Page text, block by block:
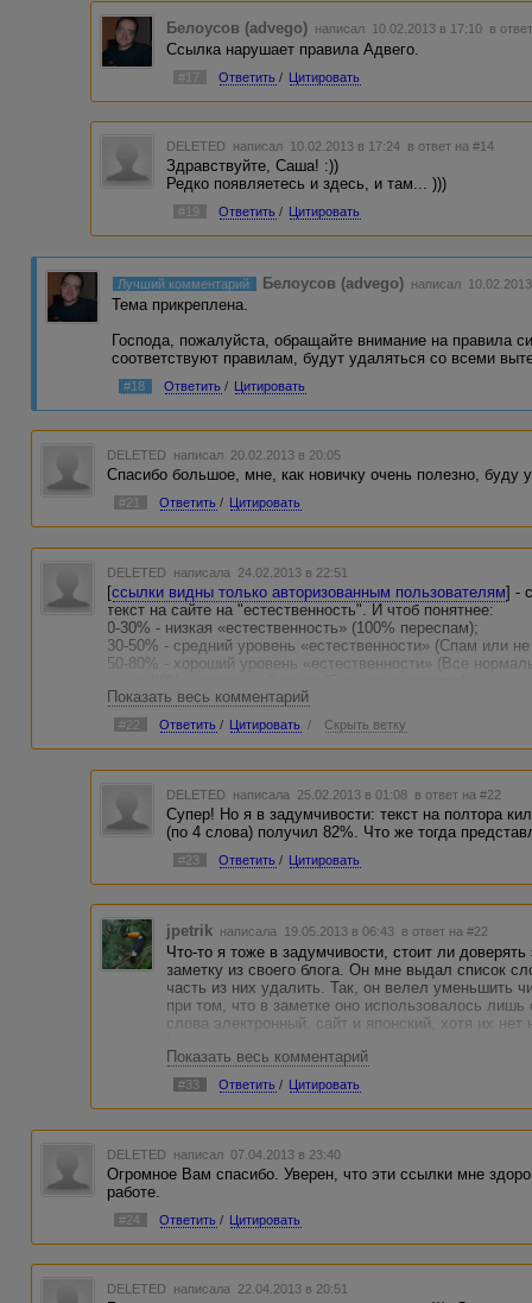
Белоусов (advego) написал 10.02.2013 в 17:10 в
Ссылка нарушает правила Адвего.
#17 Ответить / Цитировать
DELETED написал 10.02.2013 в 17:24 в ответ на #14
Здравствуйте, Саша! :))
Редко появляетесь и здесь, и там... )))
#19 Ответить / Цитировать
Лучший комментарий Белоусов (advego) написал
Тема прикреплена.
Господа, пожалуйста, обращайте внимание на правила
соответствуют правилам, будут удаляться со всеми
#18 Ответить / Цитировать
DELETED написал 20.02.2013 в 20:05
Спасибо большое, мне, как новичку очень полезно, буду
#21 Ответить / Цитировать
DELETED написала 24.02.2013 в 22:51
[ссылки видны только авторизованным пользователям] -
текст на сайте на "естественность". И чтоб понятнее:
0-30% - низкая «естественность» (100% переспам);
30-50% - средний уровень «естественности» (Спам или
50-80% - хороший уровень «естественности» (Все
Показать весь комментарий
#22 Ответить / Цитировать / Скрыть ветку
DELETED написала 25.02.2013 в 01:08 в ответ на #22
Супер! Но я в задумчивости: текст на полтора
(по 4 слова) получил 82%. Что же тогда
#23 Ответить / Цитировать
jpetrik написала 19.05.2013 в 06:43 в ответ на #22
Что-то я тоже в задумчивости, стоит ли
заметку из своего блога. Он мне выдал список
часть из них удалить. Так, он велел уменьшить
при том, что в заметке оно использовалось
слова электронный, сайт и японский, хотя их
Показать весь комментарий
#33 Ответить / Цитировать
DELETED написал 07.04.2013 в 23:40
Огромное Вам спасибо. Уверен, что эти ссылки мне
работе.
#24 Ответить / Цитировать
DELETED написала 22.04.2013 в 20:51